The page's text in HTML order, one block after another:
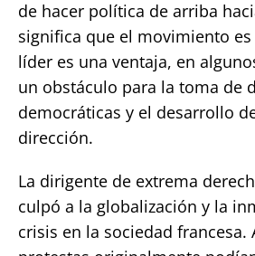
de hacer política de arriba
significa que el movimiento
líder es una ventaja, en
un obstáculo para la toma de
democráticas y el desarrollo
dirección.
La dirigente de extrema
culpó a la globalización y la
crisis en la sociedad francesa.